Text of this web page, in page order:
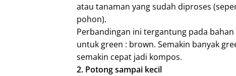
atau tanaman yang sudah diproses
pohon).
Perbandingan ini tergantung pada
untuk green : brown. Semakin banyak
semakin cepat jadi kompos.
2. Potong sampai kecil